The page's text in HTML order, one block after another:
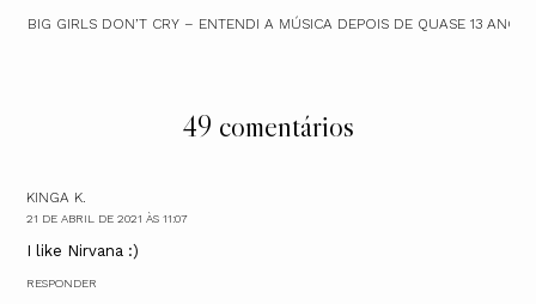
BIG GIRLS DON’T CRY – ENTENDI A MÚSICA DEPOIS DE QUASE 13 ANOS
49 comentários
KINGA K.
21 DE ABRIL DE 2021 ÀS 11:07
I like Nirvana :)
RESPONDER